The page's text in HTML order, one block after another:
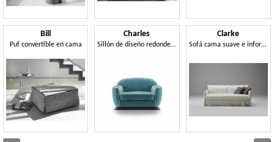
Bill
Puf convertible en cama
Charles
Sillón de diseño redondeado.
Clarke
Sofá cama suave e informal.